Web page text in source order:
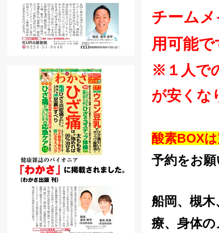
チーム
用可能で
※１人で
が安くな
酸素BOX
予約をお
船岡、槻
療、身体